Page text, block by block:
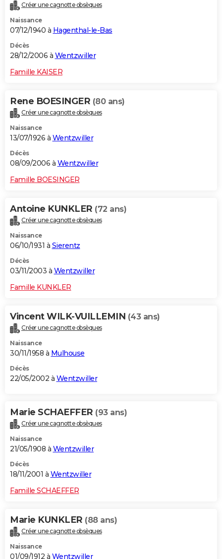
Créer une cagnotte obsèques
Naissance
07/12/1940 à Hagenthal-le-Bas
Décès
28/12/2006 à Wentzwiller
Famille KAISER
Rene BOESINGER (80 ans)
Créer une cagnotte obsèques
Naissance
13/07/1926 à Wentzwiller
Décès
08/09/2006 à Wentzwiller
Famille BOESINGER
Antoine KUNKLER (72 ans)
Créer une cagnotte obsèques
Naissance
06/10/1931 à Sierentz
Décès
03/11/2003 à Wentzwiller
Famille KUNKLER
Vincent WILK-VUILLEMIN (43 ans)
Créer une cagnotte obsèques
Naissance
30/11/1958 à Mulhouse
Décès
22/05/2002 à Wentzwiller
Marie SCHAEFFER (93 ans)
Créer une cagnotte obsèques
Naissance
21/05/1908 à Wentzwiller
Décès
18/11/2001 à Wentzwiller
Famille SCHAEFFER
Marie KUNKLER (88 ans)
Créer une cagnotte obsèques
Naissance
01/09/1912 à Wentzwiller